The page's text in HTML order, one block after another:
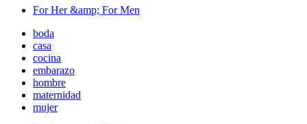
For Her &amp; For Men
boda
casa
cocina
embarazo
hombre
maternidad
mujer